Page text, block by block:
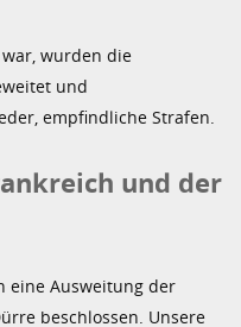
wurden die
und
empfindliche Strafen.
und der
eine Ausweitung der
beschlossen. Unsere